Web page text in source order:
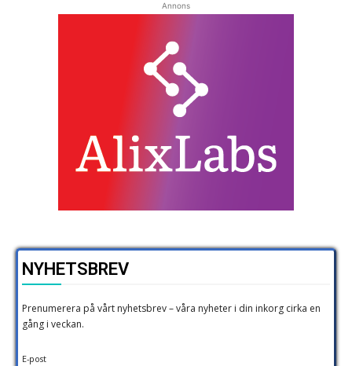
Annons
NYHETSBREV
Prenumerera på vårt nyhetsbrev – våra nyheter i din inkorg cirka en
gång i veckan.
E-post